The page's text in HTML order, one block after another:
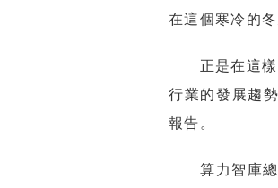
在這個寒冷的
正是在這樣
行業的發展趨
報告。
算力智庫總